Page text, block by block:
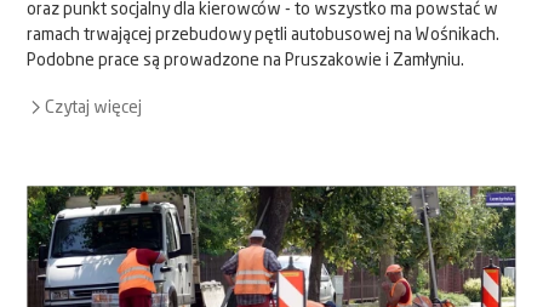
oraz punkt socjalny dla kierowców - to wszystko ma powstać w
ramach trwającej przebudowy pętli autobusowej na Wośnikach.
Podobne prace są prowadzone na Pruszakowie i Zamłyniu.
Czytaj więcej